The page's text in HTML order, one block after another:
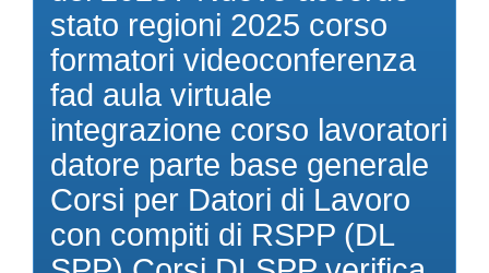
stato regioni 2025 corso
formatori videoconferenza
fad aula virtuale
integrazione corso lavoratori
datore parte base generale
Corsi per Datori di Lavoro
con compiti di RSPP (DL